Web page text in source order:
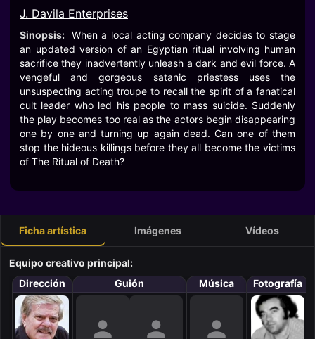
J. Davila Enterprises
Sinopsis: When a local acting company decides to stage
an updated version of an Egyptian ritual involving human
sacrifice they inadvertently unleash a dark and evil force. A
vengeful and gorgeous satanic priestess uses the
unsuspecting acting troupe to recall the spirit of a fanatical
cult leader who led his people to mass suicide. Suddenly
the play becomes too real as the actors begin disappearing
one by one and turning up again dead. Can one of them
stop the hideous killings before they all become the victims
of The Ritual of Death?
Ficha artística Imágenes Vídeos
Equipo creativo principal:
Dirección
Guión Música Fotografía